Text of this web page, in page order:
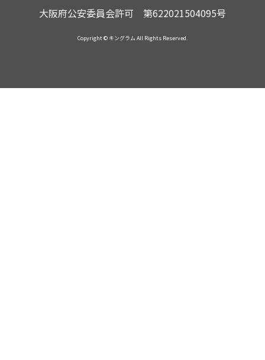
大阪府公安委員会許可 第622021504095号
Copyright © キングラム All Rights Reserved.